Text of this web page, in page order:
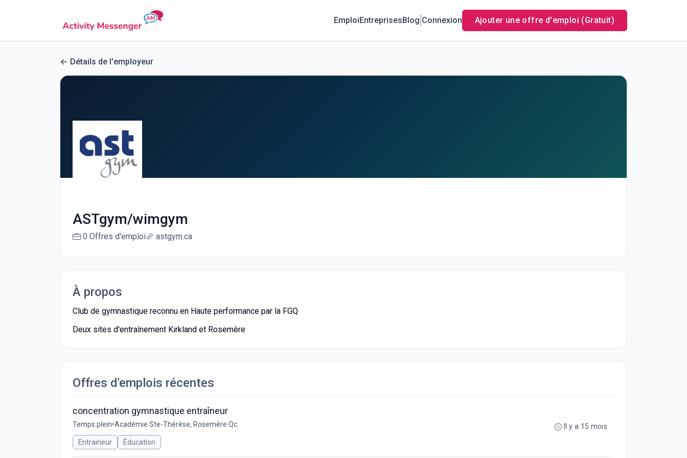
EmploiEntreprisesBlog Connexion Ajouter une offre d'emploi (Gratuit)
Détails de l'employeur
ASTgym/wimgym
0 Offres d'emploi astgym.ca
À propos
Club de gymnastique reconnu en Haute performance par la FGQ
Deux sites d'entraînement Kirkland et Rosemère
Offres d'emplois récentes
concentration gymnastique entraîneur
Temps plein•Académie Ste-Thérèse, Rosemère Qc.
Entraineur Éducation
Il y a 15 mois